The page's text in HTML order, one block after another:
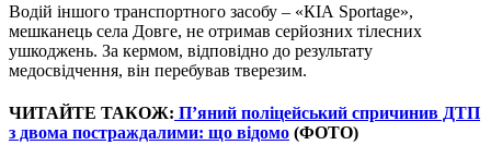
Водій іншого транспортного засобу – «КІА Sportage»,
мешканець села Довге, не отримав серйозних тілесних
ушкоджень. За кермом, відповідно до результату
медосвідчення, він перебував тверезим.
ЧИТАЙТЕ ТАКОЖ: П’яний поліцейський спричинив ДТП
з двома постраждалими: що відомо (ФОТО)